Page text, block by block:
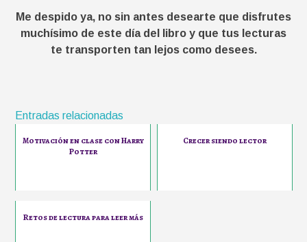
Me despido ya, no sin antes desearte que disfrutes
muchísimo de este día del libro y que tus lecturas
te transporten tan lejos como desees.
Entradas relacionadas
Motivación en clase con Harry
Potter
Crecer siendo lector
Retos de lectura para leer más